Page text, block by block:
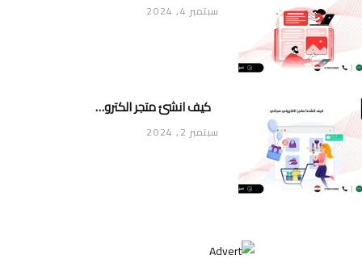
سبتمبر 4, 2024
كيف انشئ متجر الكتروني مجاني
سبتمبر 2, 2024